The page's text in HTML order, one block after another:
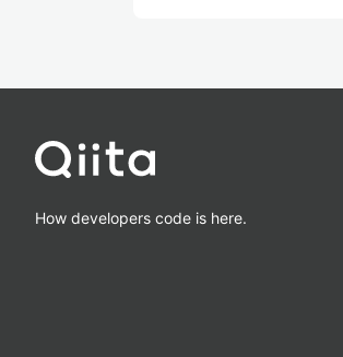
How developers code is here.